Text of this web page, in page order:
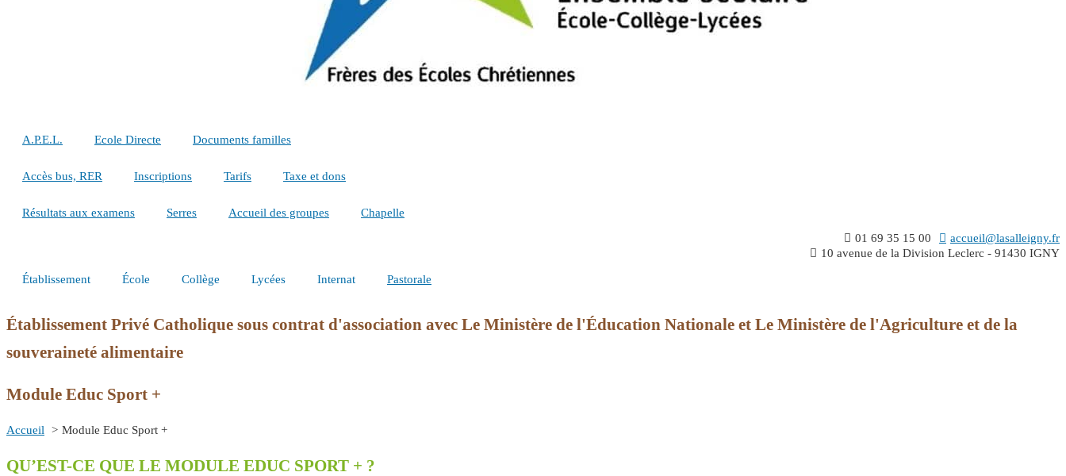
A.P.E.L. Ecole Directe Documents familles
Accès bus, RER Inscriptions Tarifs Taxe et dons
Résultats aux examens Serres Accueil des groupes
Chapelle
01 69 35 15 00
accueil@lasalleigny.fr
10 avenue de la Division Leclerc - 91430 IGNY
Établissement École Collège Lycées Internat Pastorale
Établissement Privé Catholique sous contrat d'association avec Le Ministère de l'Éducation Nationale et Le Ministère de l'Agriculture et de la
souveraineté alimentaire
Module Educ Sport +
Accueil Module Educ Sport +
QU’EST-CE QUE LE MODULE EDUC SPORT + ?